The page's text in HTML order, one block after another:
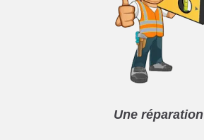
Une réparation